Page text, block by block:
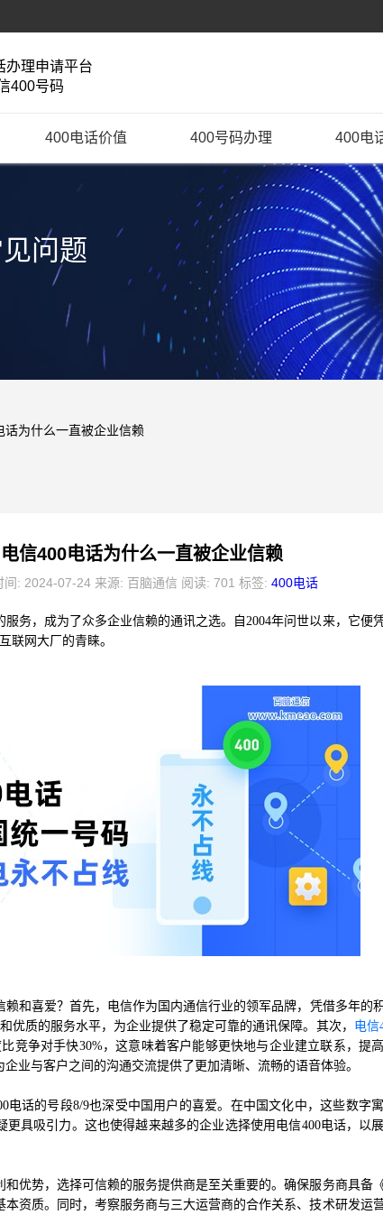
办理申请平台
400号码
400电话价值 400号码办理 400电
问题
话为什么一直被企业信赖
电信400电话为什么一直被企业信赖
间: 2024-07-24 来源: 百脑通信 阅读: 701 标签: 400电话
务，成为了众多企业信赖的通讯之选。自2004年问世以来，它便
联网大厂的青睐。
赖和喜爱？首先，电信作为国内通信行业的领军品牌，凭借多年的
优质的服务水平，为企业提供了稳定可靠的通讯保障。其次， 电信
竞争对手快30%，这意味着客户能够更快地与企业建立联系，提
业与客户之间的沟通交流提供了更加清晰、流畅的语音体验。
电话的号段8/9也深受中国用户的喜爱。在中国文化中，这些数字
更具吸引力。这也使得越来越多的企业选择使用电信400电话，以
和优势，选择可信赖的服务提供商是至关重要的。确保服务商具备
资质。同时，考察服务商与三大运营商的合作关系、技术研发运